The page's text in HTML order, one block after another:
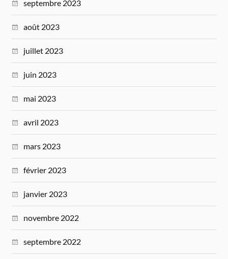
septembre 2023
août 2023
juillet 2023
juin 2023
mai 2023
avril 2023
mars 2023
février 2023
janvier 2023
novembre 2022
septembre 2022